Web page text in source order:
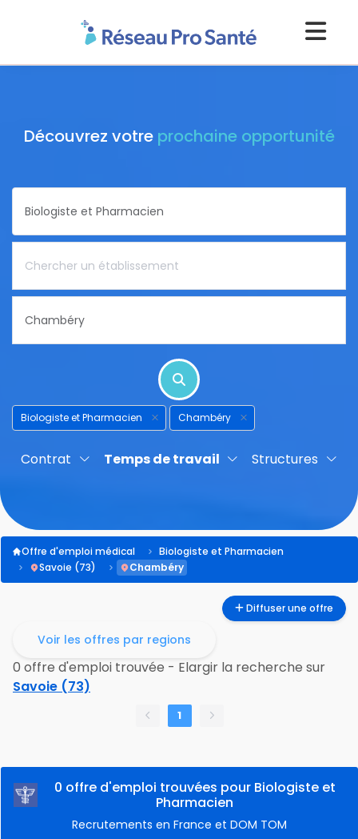
Découvrez votre prochaine opportunité
Biologiste et Pharmacien Chambéry
Contrat Temps de travail Structures
Offre d'emploi médical
Biologiste et Pharmacien
Savoie (73)
Chambéry
0 offre d'emploi trouvées pour Biologiste et
Pharmacien
Recrutements en France et DOM TOM
Diffuser une offre
Voir les offres par regions
0 offre d'emploi trouvée - Elargir la recherche sur
Savoie (73)
1